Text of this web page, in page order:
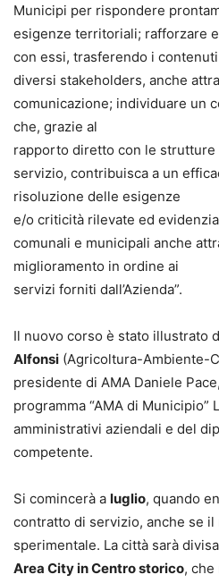
Municipi per rispondere
esigenze territoriali; rafforzare
con essi, trasferendo i
diversi stakeholders, anche
comunicazione; individuare un
che, grazie al
rapporto diretto con le
servizio, contribuisca a un
risoluzione delle esigenze
e/o criticità rilevate ed
comunali e municipali anche
miglioramento in ordine ai
servizi forniti dall’Azienda”.
Il nuovo corso è stato illustrato
Alfonsi (Agricoltura-Ambiente-
presidente di AMA Daniele
programma “AMA di
amministrativi aziendali e del
competente.
Si comincerà a luglio, quando
contratto di servizio, anche se
sperimentale. La città sarà
Area City in Centro storico,